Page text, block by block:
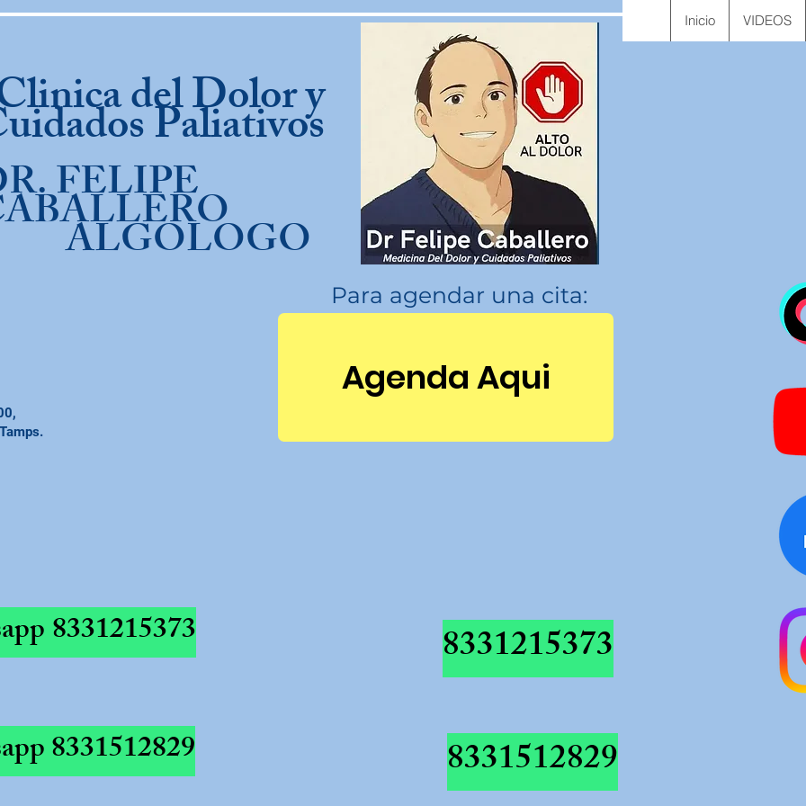
del Dolor y
Paliativos
FELIPE
Para agendar una cita:
Agenda Aqui
8331215373
8331512829
8331215373
8331512829
Inicio VIDEOS